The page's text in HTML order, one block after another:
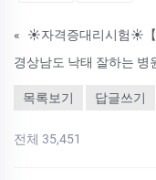
«
목록보기 답글쓰기
전체 35,451